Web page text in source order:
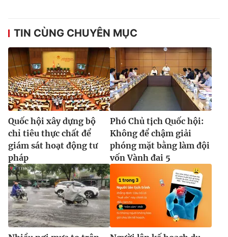
Tổng đài VTV:
024.38 355 931 - 024.38 355 932
024.66 897 897
Email:
toasoan@vtv.vn
Liên hệ quảng cáo:024-7300.7108
® Cấm sao chép dưới mọi hình thức nếu không có sự chấp
thuận bằng văn bản. Ghi rõ nguồn VTV.vn khi phát hành lại
thông tin từ website này.
TIN CÙNG CHUYÊN MỤC
Quốc hội xây dựng bộ
chỉ tiêu thực chất để
giám sát hoạt động tư
pháp
Phó Chủ tịch Quốc hội:
Không để chậm giải
phóng mặt bằng làm đội
vốn Vành đai 5